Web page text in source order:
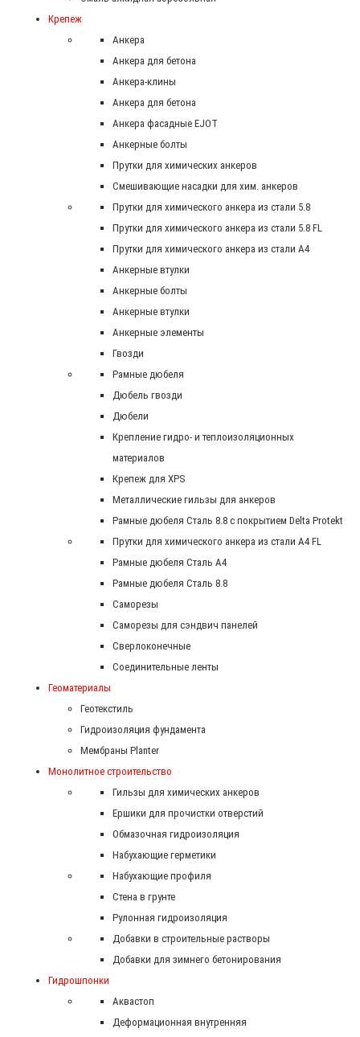
Крепеж
Анкера
Анкера для бетона
Анкера-клины
Анкера для бетона
Анкера фасадные EJOT
Анкерные болты
Прутки для химических анкеров
Смешивающие насадки для хим. анкеров
Прутки для химического анкера из стали 5.8
Прутки для химического анкера из стали 5.8 FL
Прутки для химического анкера из стали А4
Анкерные втулки
Анкерные болты
Анкерные втулки
Анкерные элементы
Гвозди
Рамные дюбеля
Дюбель гвозди
Дюбели
Крепление гидро- и теплоизоляционных
материалов
Крепеж для XPS
Металлические гильзы для анкеров
Рамные дюбеля Сталь 8.8 с покрытием Delta Protekt
Прутки для химического анкера из стали А4 FL
Рамные дюбеля Сталь A4
Рамные дюбеля Сталь 8.8
Саморезы
Саморезы для сэндвич панелей
Сверлоконечные
Соединительные ленты
Геоматериалы
Геотекстиль
Гидроизоляция фундамента
Мембраны Planter
Монолитное строительство
Гильзы для химических анкеров
Ершики для прочистки отверстий
Обмазочная гидроизоляция
Набухающие герметики
Набухающие профиля
Стена в грунте
Рулонная гидроизоляция
Добавки в строительные растворы
Добавки для зимнего бетонирования
Гидрошпонки
Аквастоп
Деформационная внутренняя